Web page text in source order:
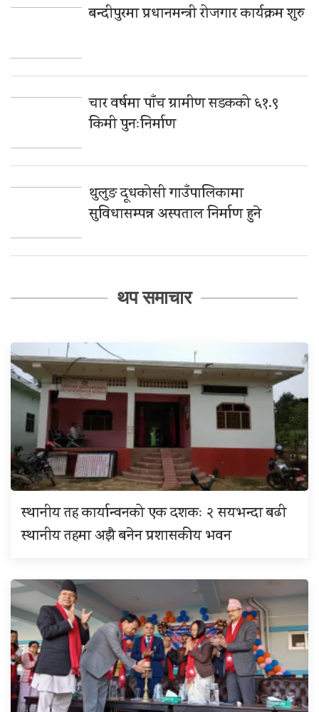
बन्दीपुरमा प्रधानमन्त्री रोजगार कार्यक्रम शुरु
चार वर्षमा पाँच ग्रामीण सडकको ६१.९
किमी पुनःनिर्माण
थुलुङ दूधकोसी गाउँपालिकामा
सुविधासम्पन्न अस्पताल निर्माण हुने
थप समाचार
स्थानीय तह कार्यान्वनको एक दशकः २ सयभन्दा बढी
स्थानीय तहमा अझै बनेन प्रशासकीय भवन